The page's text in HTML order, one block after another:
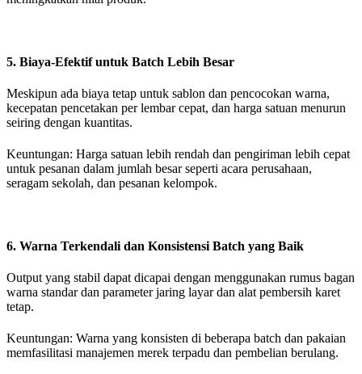
5. Biaya-Efektif untuk Batch Lebih Besar
Meskipun ada biaya tetap untuk sablon dan pencocokan warna,
kecepatan pencetakan per lembar cepat, dan harga satuan menurun
seiring dengan kuantitas.
Keuntungan: Harga satuan lebih rendah dan pengiriman lebih cepat
untuk pesanan dalam jumlah besar seperti acara perusahaan,
seragam sekolah, dan pesanan kelompok.
6. Warna Terkendali dan Konsistensi Batch yang Baik
Output yang stabil dapat dicapai dengan menggunakan rumus bagan
warna standar dan parameter jaring layar dan alat pembersih karet
tetap.
Keuntungan: Warna yang konsisten di beberapa batch dan pakaian
memfasilitasi manajemen merek terpadu dan pembelian berulang.